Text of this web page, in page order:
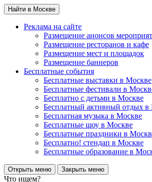
Найти в Москве
Реклама на сайте
Размещение анонсов
Размещение ресторанов и кафе
Размещение мест и площадок
Размещение баннеров
Бесплатные события
Бесплатные выставки в Москве
Бесплатные фестивали в
Бесплатно с детьми в Москве
Бесплатный активный отдых в
Бесплатная музыка в Москве
Бесплатные шоу в Москве
Бесплатные праздники в
Бесплатно! стендап в Москве
Бесплатные образование в
Открыть меню Закрыть меню
Что ищем?